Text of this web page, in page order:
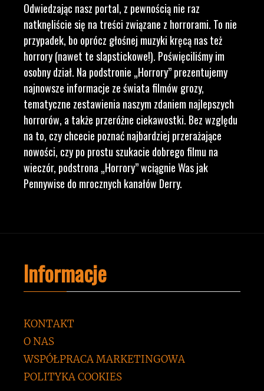
Odwiedzając nasz portal, z pewnością nie raz
natknęliście się na treści związane z horrorami. To nie
przypadek, bo oprócz głośnej muzyki kręcą nas też
horrory (nawet te slapstickowe!). Poświęciliśmy im
osobny dział. Na podstronie „Horrory” prezentujemy
najnowsze informacje ze świata filmów grozy,
tematyczne zestawienia naszym zdaniem najlepszych
horrorów, a także przeróżne ciekawostki. Bez względu
na to, czy chcecie poznać najbardziej przerażające
nowości, czy po prostu szukacie dobrego filmu na
wieczór, podstrona „Horrory” wciągnie Was jak
Pennywise do mrocznych kanałów Derry.
Informacje
KONTAKT
O NAS
WSPÓŁPRACA MARKETINGOWA
POLITYKA COOKIES